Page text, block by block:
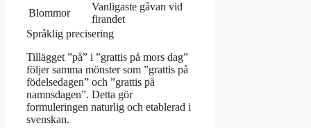
Blommor
Vanligaste gåvan vid
firandet
Språklig precisering
Tillägget ”på” i ”grattis på mors dag”
följer samma mönster som ”grattis på
födelsedagen” och ”grattis på
namnsdagen”. Detta gör
formuleringen naturlig och etablerad i
svenskan.